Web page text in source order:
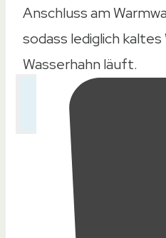
Anschluss am
sodass lediglich
Wasserhahn läuft.